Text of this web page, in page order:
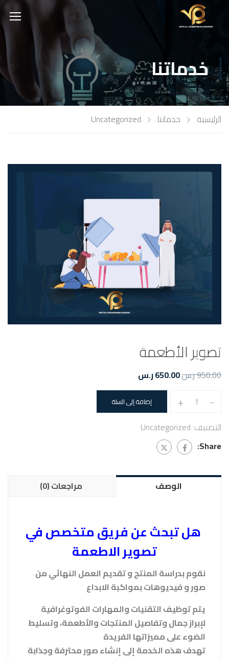
خدماتنا
الرئيسية خدماتنا Uncategorized
تصوير الأطعمة
950.00ر.س650.00ر.س
-
+ إضافة إلى السلة
التصنيف: Uncategorized
Share:
الوصف مراجعات (0)
هل تبحث عن فريق متخصص في
تصوير الاطعمة
نقوم بدراسة المنتج و تقديم العمل النهائي من
صور و فيديوهات بمواكبة الابداع
يتم توظيف التقنيات والمهارات الفوتوغرافية
لإبراز جمال وتفاصيل المنتجات والأطعمة، وتسليط
الضوء على مميزاتها الفريدة
تهدف هذه الخدمة إلى إنشاء صور محترفة وجذابة